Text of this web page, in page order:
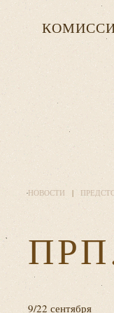
НОВОСТИ
9/22 сентября